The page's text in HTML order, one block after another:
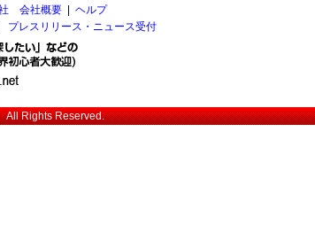
会社概要
ヘルプ
プレスリリース・ニュース受付
Rights Reserved.